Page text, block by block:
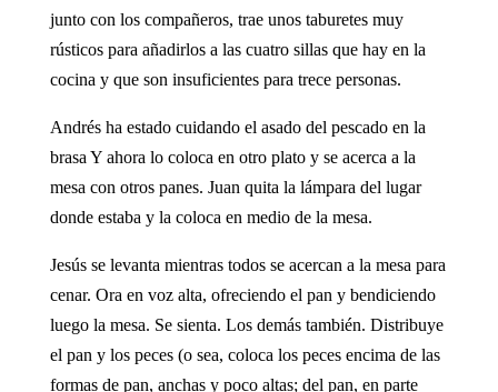
junto con los compañeros, trae unos taburetes muy
rústicos para añadirlos a las cuatro sillas que hay en la
cocina y que son insuficientes para trece personas.
Andrés ha estado cuidando el asado del pescado en la
brasa Y ahora lo coloca en otro plato y se acerca a la
mesa con otros panes. Juan quita la lámpara del lugar
donde estaba y la coloca en medio de la mesa.
Jesús se levanta mientras todos se acercan a la mesa para
cenar. Ora en voz alta, ofreciendo el pan y bendiciendo
luego la mesa. Se sienta. Los demás también. Distribuye
el pan y los peces (o sea, coloca los peces encima de las
formas de pan, anchas y poco altas; del pan, en parte